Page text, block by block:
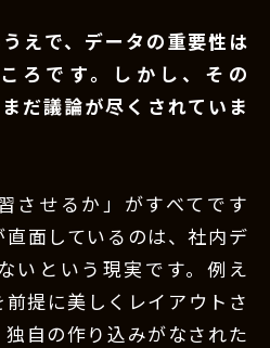
えで、データの重要性は
ろです。しかし、その
だ議論が尽くされていま
させるか」がすべてです
面しているのは、社内デ
いという現実です。例え
提に美しくレイアウトさ
自の作り込みがなされた